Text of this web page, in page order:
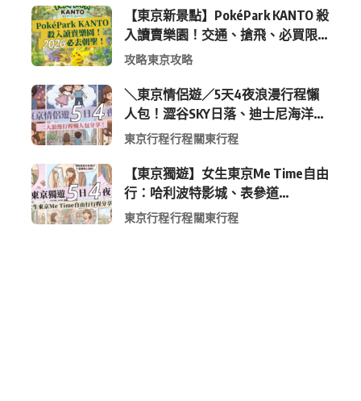
【東京新景點】PokéPark KANTO 殺
入讀賣樂園！交通、搶飛、必買限
定周邊全攻略
攻略東京攻略
＼東京情侶遊／5天4夜浪漫行程懶
人包！澀谷SKY日落、迪士尼海洋、
中目黑高質感咖啡廳全收錄
東京行程行程關東行程
【東京獨遊】女生東京Me Time自由
行：哈利波特影城、表參道
Shopping 與下北澤尋寶5日4夜慢活
東京行程行程關東行程